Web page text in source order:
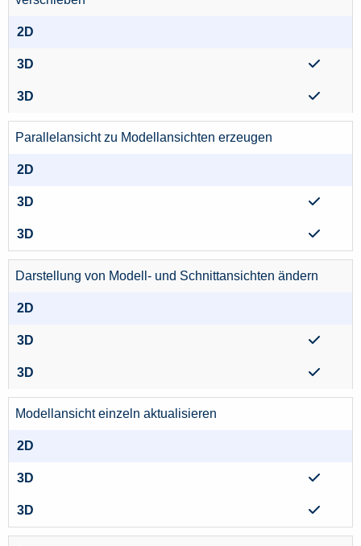
Parallelansicht zu Modellansichten erzeugen
Darstellung von Modell- und Schnittansichten ändern
Modellansicht einzeln aktualisieren